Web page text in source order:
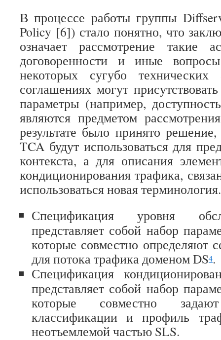
В процессе работы группы
Policy [6]) стало понятно, что
означает рассмотрение такие
договоренности и иные
некоторых сугубо
соглашениях могут
параметры (например,
являются предметом
результате было принято
TCA будут использоваться для
контекста, а для описания
кондиционирования трафика,
использоваться новая терминология.
Спецификация уровня
представляет собой набор
которые совместно определяют
для потока трафика доменом DS4.
Спецификация
представляет собой набор
которые совместно
классификации и профиль
неотъемлемой частью SLS.